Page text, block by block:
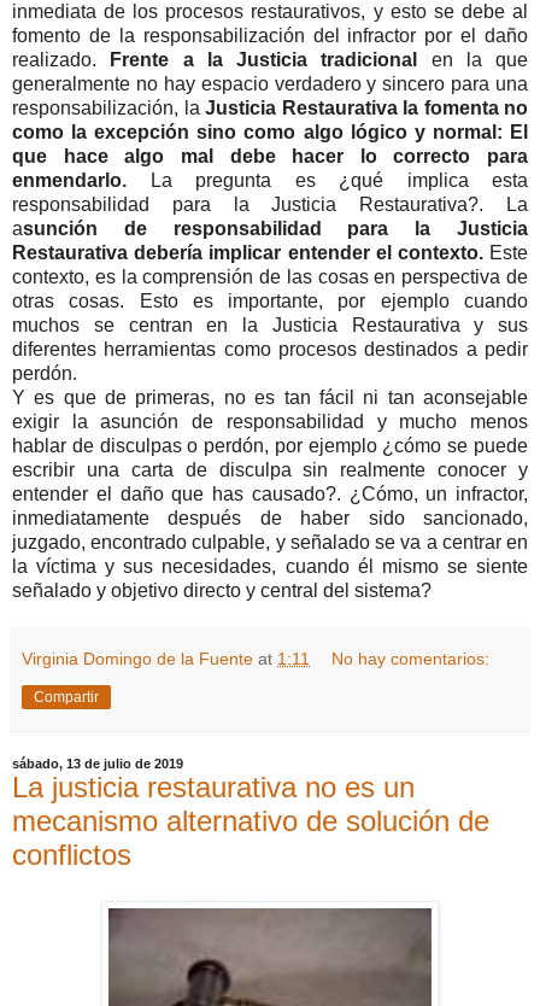
inmediata de los procesos restaurativos, y esto se debe al
fomento de la responsabilización del infractor por el daño
realizado.
Frente a la Justicia tradicional
en la que
generalmente no hay espacio verdadero y sincero para una
responsabilización, la Justicia Restaurativa la fomenta no
como la excepción sino como algo lógico y normal: El
que hace algo mal debe hacer lo correcto para
enmendarlo. La pregunta es ¿qué implica esta
responsabilidad para la Justicia Restaurativa?. La
asunción de responsabilidad para la Justicia
Restaurativa debería implicar entender el contexto.Este
contexto, es la comprensión de las cosas en perspectiva de
otras cosas. Esto es importante, por ejemplo cuando
muchos se centran en la Justicia Restaurativa y sus
diferentes herramientas como procesos destinados a pedir
perdón.
Y es que de primeras, no es tan fácil ni tan aconsejable
exigir la asunción de responsabilidad y mucho menos
hablar de disculpas o perdón, por ejemplo ¿cómo se puede
escribir una carta de disculpa sin realmente conocer y
entender el daño que has causado?. ¿Cómo, un infractor,
inmediatamente después de haber sido sancionado,
juzgado, encontrado culpable, y señalado se va a centrar en
la víctima y sus necesidades, cuando él mismo se siente
señalado y objetivo directo y central del sistema?
Virginia Domingo de la Fuente at 1:11 No hay comentarios:
Compartir
sábado, 13 de julio de 2019
La justicia restaurativa no es un
mecanismo alternativo de solución de
conflictos